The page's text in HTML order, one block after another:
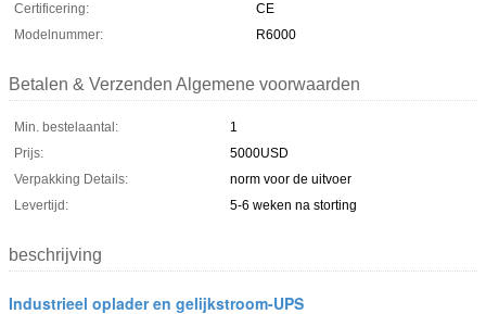
Certificering:
CE
Modelnummer:
R6000
Betalen & Verzenden Algemene voorwaarden
Min. bestelaantal:
1
Prijs:
5000USD
Verpakking Details:
norm voor de uitvoer
Levertijd:
5-6 weken na storting
beschrijving
Industrieel oplader en gelijkstroom-UPS